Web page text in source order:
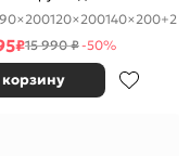
120×200140×200+2
₽15 990 ₽-50%
корзину